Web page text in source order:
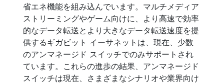
省エネ機能を組み込んでいます。マルチメディア
ストリーミングやゲーム向けに、より高速で効率
的なデータ転送とより大きなデータ転送速度を提
供するギガビット イーサネットは、現在、少数
のアンマネージド スイッチでのみサポートされ
ています。これらの進歩の結果、アンマネージド
スイッチは現在、さまざまなシナリオや業界向け